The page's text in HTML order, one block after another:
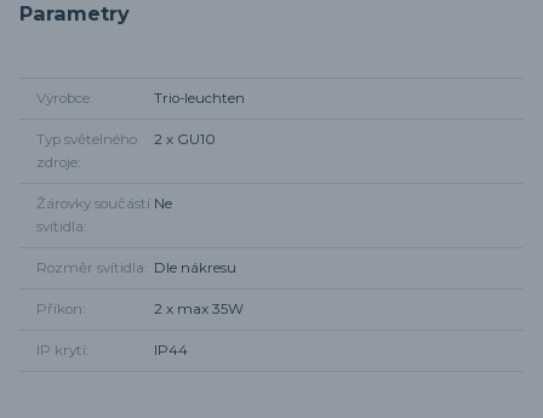
Parametry
Výrobce Trio-leuchten
Typ světelného
zdroje
2 x GU10
Žárovky součástí
svítidla
Ne
Rozměr svítidla Dle nákresu
Příkon 2 x max 35W
IP krytí IP44